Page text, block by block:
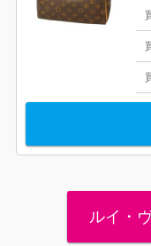
ルイ・